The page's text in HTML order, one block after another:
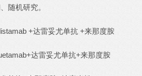
随机研究。
+达雷妥尤单抗 +来那度胺
达雷妥尤单抗+来那度胺